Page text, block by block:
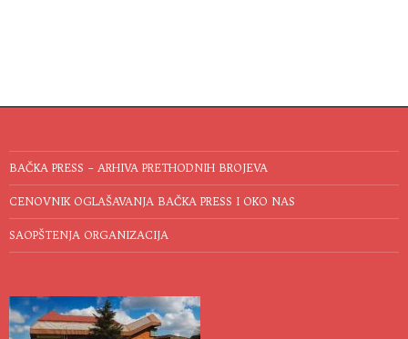
BAČKA PRESS – ARHIVA PRETHODNIH BROJEVA
CENOVNIK OGLAŠAVANJA BAČKA PRESS I OKO NAS
SAOPŠTENJA ORGANIZACIJA